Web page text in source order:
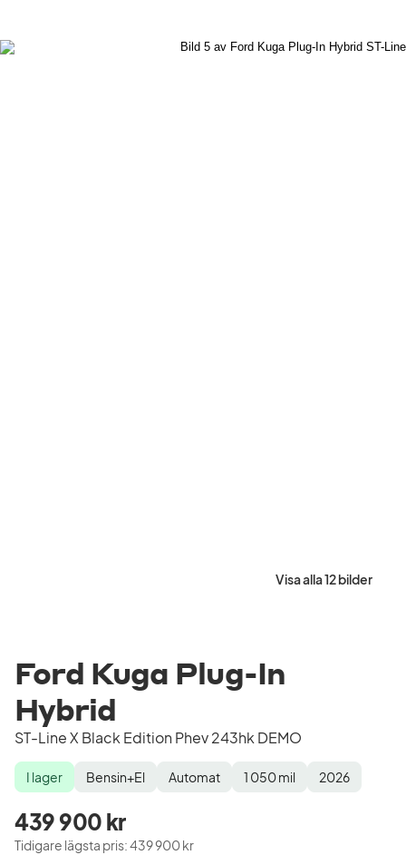
Visa alla 12 bilder
Ford Kuga Plug-In
Hybrid
ST-Line X Black Edition Phev 243hk DEMO
Lagerstatus
I lager
Drivmedel Bensin+El
Växellåda Automat
Mätarställning 1 050mil
Modellår 2026
439 900 kr
Tidigare lägsta pris:439 900 kr